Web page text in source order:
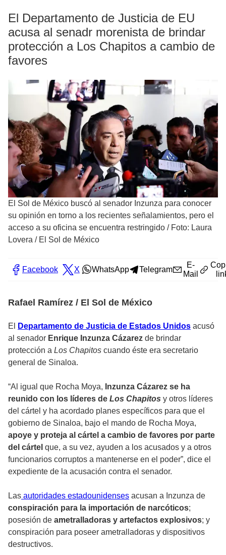
El Departamento de Justicia de EU
acusa al senadr morenista de brindar
protección a Los Chapitos a cambio de
favores
El Sol de México buscó al senador Inzunza para conocer
su opinión en torno a los recientes señalamientos, pero el
acceso a su oficina se encuentra restringido / Foto: Laura
Lovera / El Sol de México
Facebook X WhatsApp Telegram
E-
Mail
Rafael Ramírez / El Sol de México
El Departamento de Justicia de Estados Unidos acusó
al senador Enrique Inzunza Cázarez de brindar
protección a Los Chapitos cuando éste era secretario
general de Sinaloa.
“Al igual que Rocha Moya, Inzunza Cázarez se ha
reunido con los líderes de Los Chapitos y otros líderes
del cártel y ha acordado planes específicos para que el
gobierno de Sinaloa, bajo el mando de Rocha Moya,
apoye y proteja al cártel a cambio de favores por parte
del cártel que, a su vez, ayuden a los acusados y a otros
funcionarios corruptos a mantenerse en el poder”, dice el
expediente de la acusación contra el senador.
Las autoridades estadounidenses acusan a Inzunza de
conspiración para la importación de narcóticos;
posesión de ametralladoras y artefactos explosivos; y
conspiración para poseer ametralladoras y dispositivos
destructivos.